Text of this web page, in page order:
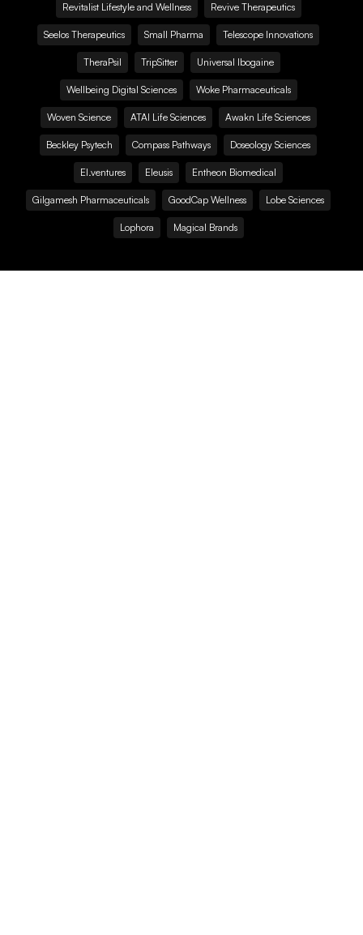
Revitalist Lifestyle and Wellness Revive Therapeutics
Seelos Therapeutics Small Pharma Telescope Innovations
TheraPsil TripSitter Universal Ibogaine
Wellbeing Digital Sciences Woke Pharmaceuticals
Woven Science ATAI Life Sciences Awakn Life Sciences
Beckley Psytech Compass Pathways Doseology Sciences
EI.ventures Eleusis Entheon Biomedical
Gilgamesh Pharmaceuticals GoodCap Wellness Lobe Sciences
Lophora Magical Brands